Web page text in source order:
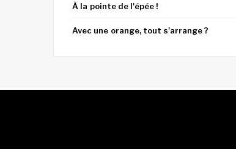
À la pointe de l'épée !
Avec une orange, tout s'arrange ?